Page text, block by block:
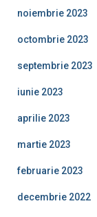
noiembrie 2023
octombrie 2023
septembrie 2023
iunie 2023
aprilie 2023
martie 2023
februarie 2023
decembrie 2022